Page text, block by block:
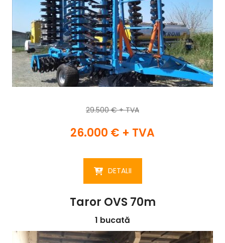
29.500 € + TVA
26.000 € + TVA
DETALII
Taror OVS 70m
1 bucată